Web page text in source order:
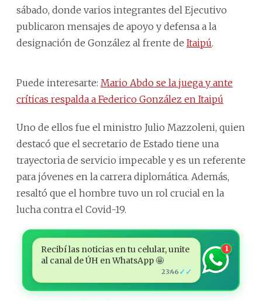
sábado, donde varios integrantes del Ejecutivo
publicaron mensajes de apoyo y defensa a la
designación de González al frente de Itaipú.
Puede interesarte: Mario Abdo se la juega y ante
críticas respalda a Federico González en Itaipú
Uno de ellos fue el ministro Julio Mazzoleni, quien
destacó que el secretario de Estado tiene una
trayectoria de servicio impecable y es un referente
para jóvenes en la carrera diplomática. Además,
resaltó que el hombre tuvo un rol crucial en la
lucha contra el Covid-19.
Recibí las noticias en tu celular, unite
al canal de ÚH en WhatsApp 🤩
23:46 ✓✓
1